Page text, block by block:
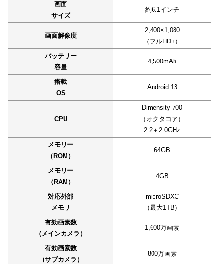
画面
サイズ
約6.1インチ
画面解像度
2,400×1,080
（フルHD+）
バッテリー
容量
4,500mAh
搭載
OS
Android 13
CPU
Dimensity 700
（オクタコア）
2.2＋2.0GHz
メモリー
（ROM）
64GB
メモリー
（RAM）
4GB
対応外部
メモリ
microSDXC
（最大1TB）
有効画素数
（メインカメラ）
1,600万画素
有効画素数
（サブカメラ）
800万画素